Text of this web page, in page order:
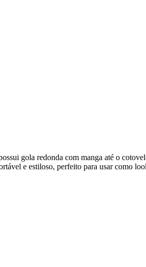
gola redonda com manga até o
e estiloso, perfeito para usar como